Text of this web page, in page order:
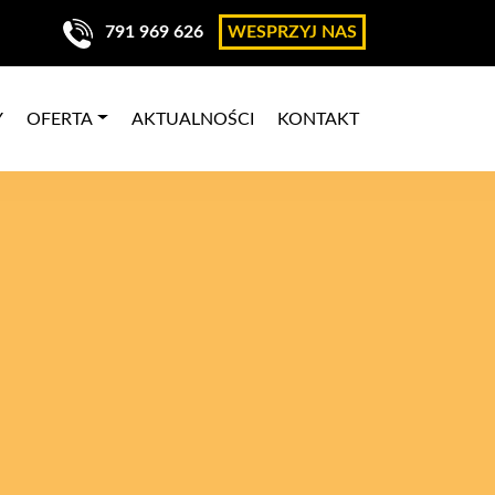
791 969 626 WESPRZYJ NAS
OFERTA AKTUALNOŚCI KONTAKT